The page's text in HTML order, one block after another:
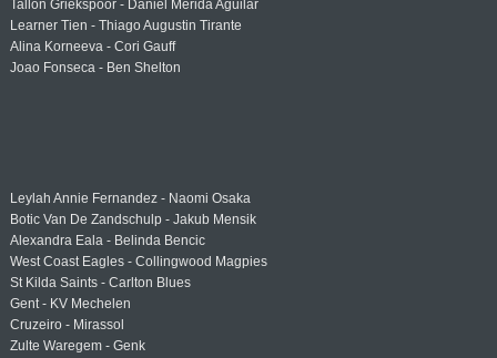
Tallon Griekspoor - Daniel Merida Aguilar
Learner Tien - Thiago Augustin Tirante
Alina Korneeva - Cori Gauff
Joao Fonseca - Ben Shelton
Leylah Annie Fernandez - Naomi Osaka
Botic Van De Zandschulp - Jakub Mensik
Alexandra Eala - Belinda Bencic
West Coast Eagles - Collingwood Magpies
St Kilda Saints - Carlton Blues
Gent - KV Mechelen
Cruzeiro - Mirassol
Zulte Waregem - Genk